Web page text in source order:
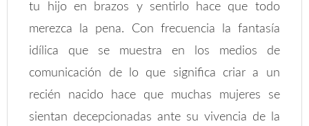
tu hijo en brazos y sentirlo hace que todo
merezca la pena. Con frecuencia la fantasía
idílica que se muestra en los medios de
comunicación de lo que significa criar a un
recién nacido hace que muchas mujeres se
sientan decepcionadas ante su vivencia de la